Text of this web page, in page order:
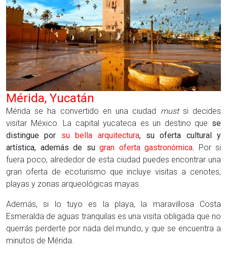
Mérida, Yucatán
Mérida se ha convertido en una ciudad must si decides
visitar México. La capital yucateca es un destino que se
distingue por su bella arquitectura, su oferta cultural y
artística, además de su gran oferta gastronómica. Por si
fuera poco, alrededor de esta ciudad puedes encontrar una
gran oferta de ecoturismo que incluye visitas a cenotes,
playas y zonas arqueológicas mayas.
Además, si lo tuyo es la playa, la maravillosa Costa
Esmeralda de aguas tranquilas es una visita obligada que no
querrás perderte por nada del mundo, y que se encuentra a
minutos de Mérida.